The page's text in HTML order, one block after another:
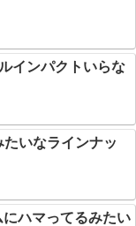
インパクトいらな
たいなラインナッ
にハマってるみたい